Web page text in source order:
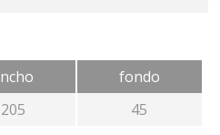
trasera 150cm, módulo
bajo 150cm 2 cajones.
ya que no se recomienda
y paredes poco
205
fondo
45